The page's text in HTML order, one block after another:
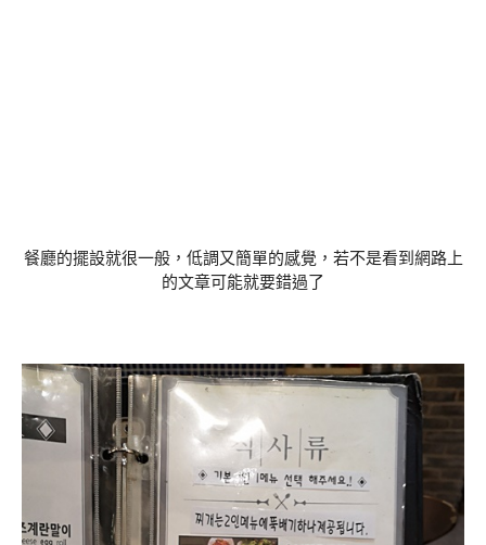
餐廳的擺設就很一般，低調又簡單的感覺，若不是看到網路上
的文章可能就要錯過了